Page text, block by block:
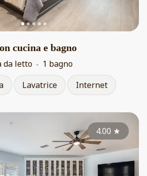
cucina e bagno
da letto
1 bagno
Lavatrice Internet
4.00 ★